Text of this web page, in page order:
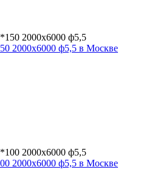
2000х6000 ф5,5 в Москве
2000х6000 ф5,5 в Москве